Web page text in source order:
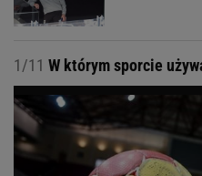
1/11 W którym sporcie